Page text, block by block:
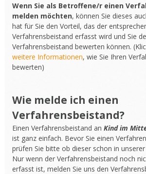
Wenn Sie als Betroffene/r einen
melden möchten, können Sie dieses
hat für Sie den Vorteil, das der
Verfahrensbeistand erfasst wird und Sie
Verfahrensbeistand bewerten können.
weitere Informationen, wie Sie Ihren
bewerten)
Wie melde ich einen
Verfahrensbeistand?
Einen Verfahrensbeistand an Kind im
ist ganz einfach. Bevor Sie einen
prüfen Sie bitte ob dieser schon in
Nur wenn der Verfahrensbeistand noch
erfasst ist, melden Sie uns den